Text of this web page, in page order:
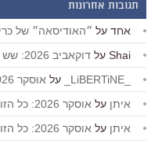
תגובות אחרונות
אחד על ״האודיסאה״ של
Shai על דוקאביב 2026: שש או שבע המלצות
על אוסקר 2026: כל הזוכים
איתן על אוסקר 2026: כל הזוכים
איתן על אוסקר 2026: כל הזוכים